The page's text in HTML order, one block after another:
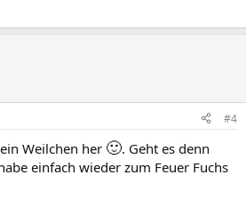
#4
Weilchen her 🙂. Geht es denn
einfach wieder zum Feuer Fuchs